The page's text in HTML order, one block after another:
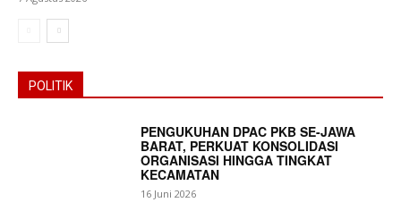
POLITIK
PENGUKUHAN DPAC PKB SE-JAWA
BARAT, PERKUAT KONSOLIDASI
ORGANISASI HINGGA TINGKAT
KECAMATAN
16 Juni 2026